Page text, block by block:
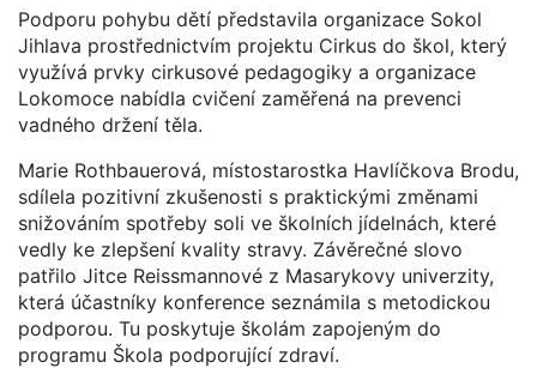
Podporu pohybu dětí představila organizace Sokol
Jihlava prostřednictvím projektu Cirkus do škol, který
využívá prvky cirkusové pedagogiky a organizace
Lokomoce nabídla cvičení zaměřená na prevenci
vadného držení těla.
Marie Rothbauerová, místostarostka Havlíčkova Brodu,
sdílela pozitivní zkušenosti s praktickými změnami
snižováním spotřeby soli ve školních jídelnách, které
vedly ke zlepšení kvality stravy. Závěrečné slovo
patřilo Jitce Reissmannové z Masarykovy univerzity,
která účastníky konference seznámila s metodickou
podporou. Tu poskytuje školám zapojeným do
programu Škola podporující zdraví.